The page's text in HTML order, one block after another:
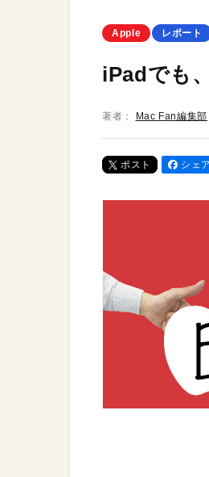
Apple レポート
iPadでも
著者： Mac Fan編集部
ポスト シェ